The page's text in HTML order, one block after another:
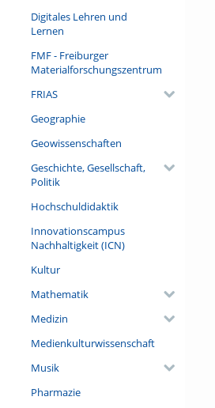
Digitales Lehren und
Lernen
FMF - Freiburger
Materialforschungszentrum
FRIAS
Geographie
Geowissenschaften
Geschichte, Gesellschaft,
Politik
Hochschuldidaktik
Innovationscampus
Nachhaltigkeit (ICN)
Kultur
Mathematik
Medizin
Medienkulturwissenschaft
Musik
Pharmazie